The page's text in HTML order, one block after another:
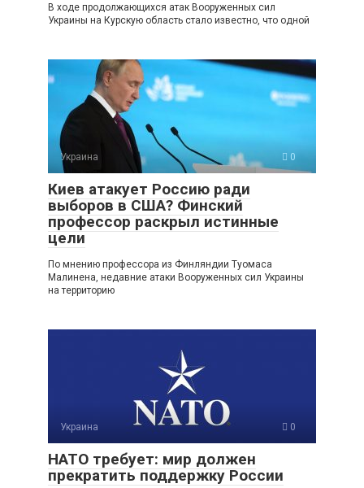
В ходе продолжающихся атак Вооруженных сил
Украины на Курскую область стало известно, что одной
Украина 0
Киев атакует Россию ради
выборов в США? Финский
профессор раскрыл истинные
цели
По мнению профессора из Финляндии Туомаса
Малинена, недавние атаки Вооруженных сил Украины
на территорию
Украина 0
НАТО требует: мир должен
прекратить поддержку России